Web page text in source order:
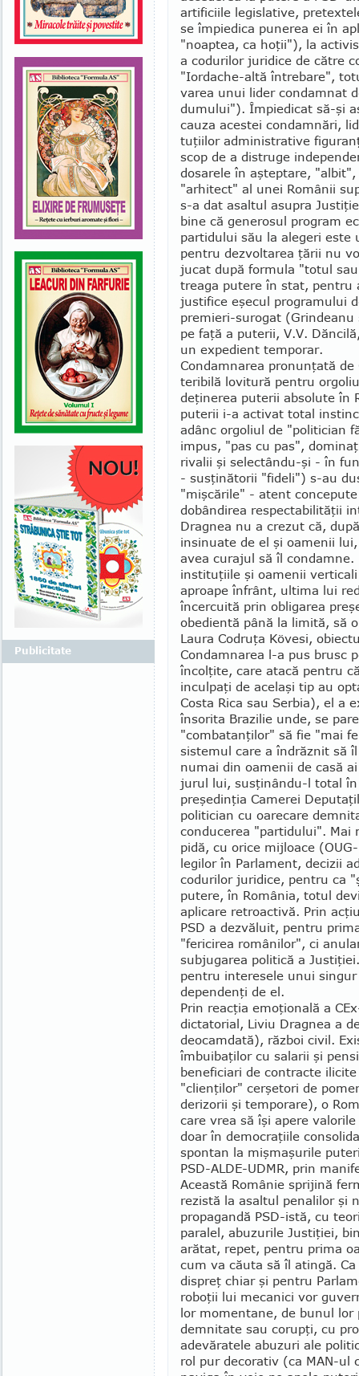
artificiile legislative,
se împiedica punerea ei în
"noaptea, ca hoţii"), la
a codurilor ju­ri­dice de către
"Ior­dache-altă între­bare",
varea unui lider condamnat
dumului"). Împiedicat să-şi
cauza acestei condamnări,
tuţiilor adminis­trative
scop de a distruge
dosarele în aşteptare,
"arhitect" al unei Românii
s-a dat asaltul asupra
bine că gene­rosul program
partidului său la ale­geri este
pentru dez­voltarea ţării nu
jucat după formula "totul
treaga putere în stat, pentru
justifice eşecul programului
premieri-surogat
pe faţă a puterii, V.V.
un expedient temporar.
Condamnarea pronunţată
teribilă lovitură pentru
deţinerea puterii absolute în
puterii i-a ac­ti­vat total
adânc orgoliul de "politician
impus, "pas cu pas",
rivalii şi selectându-şi - în
- sus­ţinătorii "fideli") s-au
"mişcările" - atent
dobân­di­rea respectabilităţii
Drag­nea nu a crezut că,
insinuate de el şi oamenii
avea curajul să îl
instituţiile şi oamenii
aproape înfrânt, ultima lui
încercuită prin obli­garea
obedientă până la limită, să
Laura Codruţa Kövesi,
Condamnarea l-a pus brusc
încolţite, care atacă pentru
inculpaţi de acelaşi tip au
Costa Rica sau Serbia), el a
însorita Brazilie unde, se
"combatanţilor" să fie "mai
sistemul care a îndrăznit să
numai din oa­menii de casă
jurul lui, susţinându-l total în
preşedinţia Camerei
politician cu oarecare
conducerea "par­ti­dului".
pidă, cu orice mijloace
legilor în Par­lament, decizii
codurilor ju­ridice, pentru ca
putere, în Ro­mânia, totul
aplicare retroactivă. Prin
PSD a dezvăluit, pentru
"fericirea românilor", ci
subjugarea politică a
pentru interesele unui
dependenţi de el.
Prin reacţia emoţională a
dictatorial, Liviu Dragnea a
deocamdată), război ci­vil.
îm­bui­baţilor cu salarii şi
beneficiari de contracte
"clienţilor" cerşetori de
derizorii şi tem­porare), o
care vrea să îşi apere
doar în democraţiile
spontan la mişmaşurile
PSD-ALDE-UDMR, prin
Această Românie sprijină
rezistă la asaltul penalilor şi
propagandă PSD-istă, cu
paralel, abuzurile Justiţiei,
arătat, repet, pentru prima
cum va căuta să îl atin­gă.
dispreţ chiar şi pentru
roboţii lui mecanici vor
lor momentane, de bunul lor
demnitate sau corupţi, cu
adevăratele abuzuri ale
rol pur decorativ (ca MAN-ul
Publicitate